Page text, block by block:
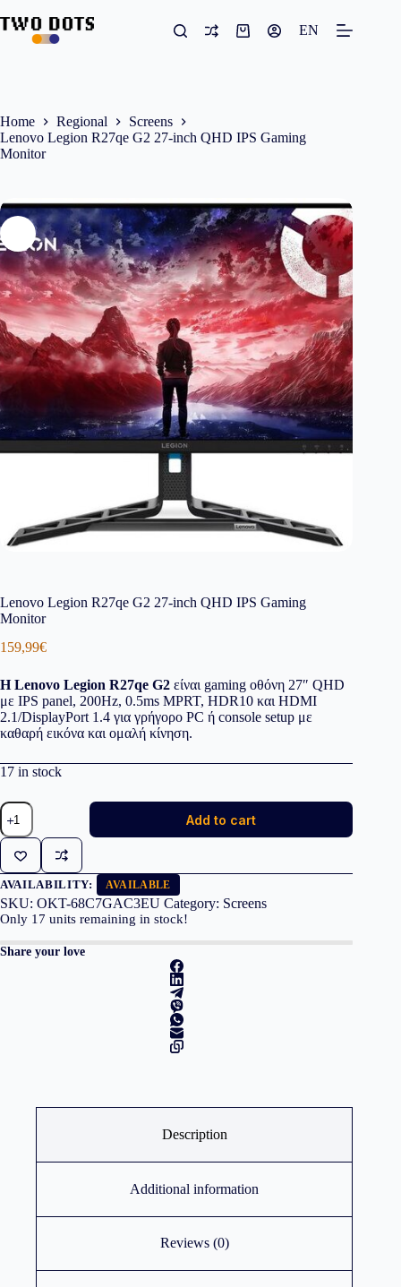
to
content
Shopping
EN
Home Regional
Screens
Lenovo Legion R27qe G2 27-inch QHD IPS Gaming
Monitor
Lenovo Legion R27qe G2 27-inch QHD IPS Gaming
Monitor
159,99€
Η Lenovo Legion R27qe G2 είναι gaming οθόνη 27″ QHD
με IPS panel, 200Hz, 0.5ms MPRT, HDR10 και HDMI
2.1/DisplayPort 1.4 για γρήγορο PC ή console setup με
καθαρή εικόνα και ομαλή κίνηση.
17 in stock
Lenovo
Legion
R27qe
G2
Gaming
Monitor
27"
QHD
quantity
Add to cart
AVAILABILITY: AVAILABLE
SKU: OKT-68C7GAC3EU Category: Screens
Only 17 units remaining in stock!
Share your love
Description
Additional information
Reviews (0)